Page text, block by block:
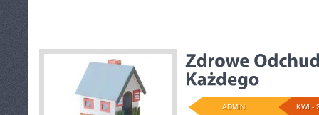
KWI -
ADMIN